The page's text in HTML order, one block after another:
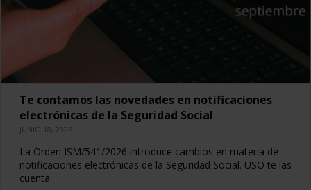
Te contamos las novedades en notificaciones
electrónicas de la Seguridad Social
JUNIO 18, 2026
La Orden ISM/541/2026 introduce cambios en materia de
notificaciones electrónicas de la Seguridad Social. USO te las
cuenta